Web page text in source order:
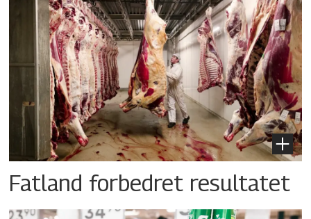
Fatland forbedret resultatet